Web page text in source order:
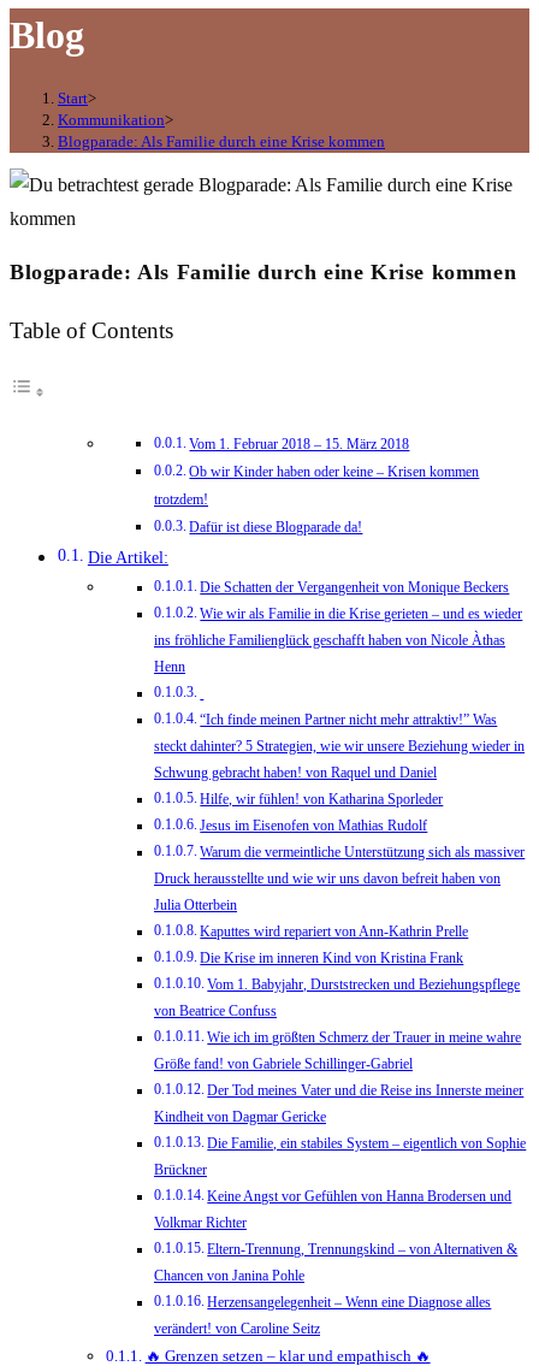
Blog
Start>
Kommunikation>
Blogparade: Als Familie durch eine Krise kommen
Blogparade: Als Familie durch eine Krise kommen
Table of Contents
Vom 1. Februar 2018 – 15. März 2018
Ob wir Kinder haben oder keine – Krisen kommen
trotzdem!
Dafür ist diese Blogparade da!
Die Artikel:
Die Schatten der Vergangenheit von Monique Beckers
Wie wir als Familie in die Krise gerieten – und es wieder
ins fröhliche Familienglück geschafft haben von Nicole Àthas
Henn
“Ich finde meinen Partner nicht mehr attraktiv!” Was
steckt dahinter? 5 Strategien, wie wir unsere Beziehung wieder in
Schwung gebracht haben! von Raquel und Daniel
Hilfe, wir fühlen! von Katharina Sporleder
Jesus im Eisenofen von Mathias Rudolf
Warum die vermeintliche Unterstützung sich als massiver
Druck herausstellte und wie wir uns davon befreit haben von
Julia Otterbein
Kaputtes wird repariert von Ann-Kathrin Prelle
Die Krise im inneren Kind von Kristina Frank
Vom 1. Babyjahr, Durststrecken und Beziehungspflege
von Beatrice Confuss
Wie ich im größten Schmerz der Trauer in meine wahre
Größe fand! von Gabriele Schillinger-Gabriel
Der Tod meines Vater und die Reise ins Innerste meiner
Kindheit von Dagmar Gericke
Die Familie, ein stabiles System – eigentlich von Sophie
Brückner
Keine Angst vor Gefühlen von Hanna Brodersen und
Volkmar Richter
Eltern-Trennung, Trennungskind – von Alternativen &
Chancen von Janina Pohle
Herzensangelegenheit – Wenn eine Diagnose alles
verändert! von Caroline Seitz
🔥 Grenzen setzen – klar und empathisch 🔥